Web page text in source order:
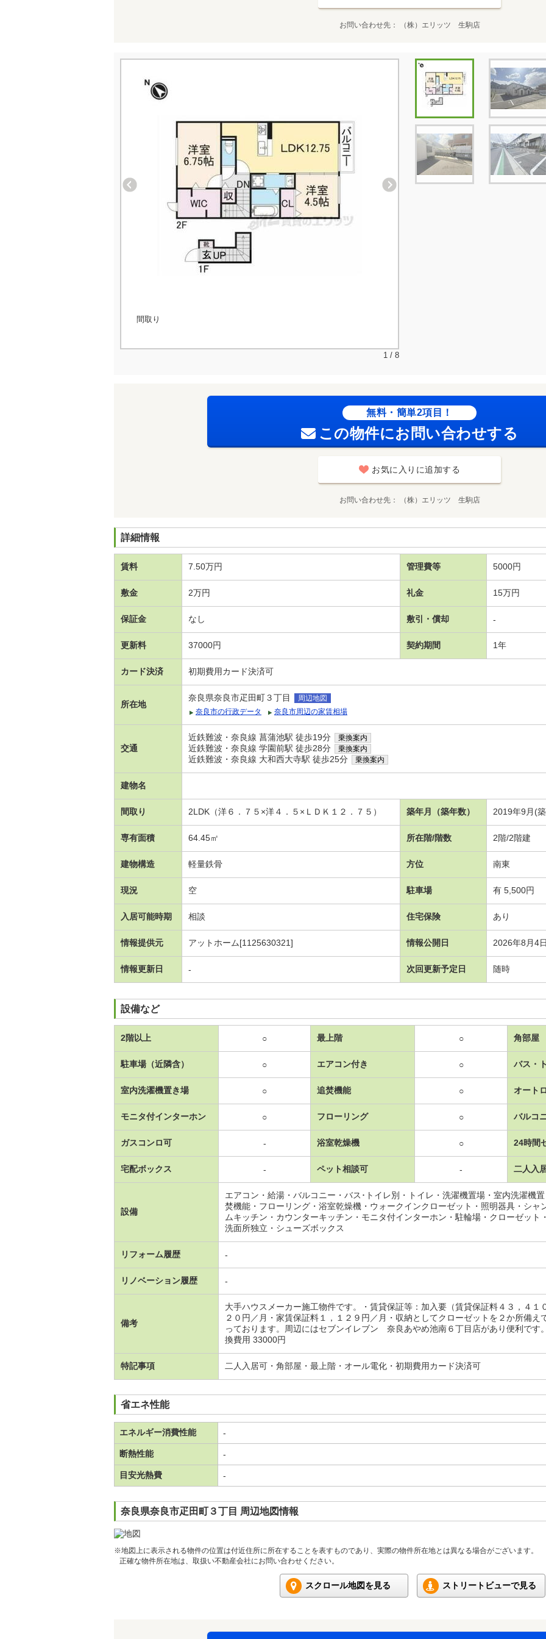
お問い合わせ先 （株）エリッツ 生駒店
間取り
1 / 8
無料・簡単2項目！
この物件にお問い合わせする
お気に入りに追加する
お問い合わせ先 （株）エリッツ 生駒店
詳細情報
賃料 7.50万円 管理費等 5000円
敷金 2万円 礼金 15万円
保証金 なし 敷引・償却 -
更新料 37000円 契約期間 1年
カード決済 初期費用カード決済可
所在地
奈良県奈良市疋田町３丁目
周辺地図
奈良市の行政データ
奈良市周辺の家賃相場
交通
近鉄難波・奈良線 菖蒲池駅 徒歩19分 乗換案内
近鉄難波・奈良線 学園前駅 徒歩28分 乗換案内
近鉄難波・奈良線 大和西大寺駅 徒歩25分 乗換案内
建物名
間取り 2LDK（洋６．７５×洋４．５×ＬＤＫ１２．７５） 築年月（築年数） 2019年9月(
専有面積 64.45㎡ 所在階/階数 2階/2階建
建物構造 軽量鉄骨 方位 南東
現況 空 駐車場 有 5,500円
入居可能時期 相談 住宅保険 あり
情報提供元 アットホーム[1125630321] 情報公開日 2026年8月4
情報更新日 - 次回更新予定日 随時
設備など
2階以上 ○ 最上階 ○ 角部屋
駐車場（近隣含） ○ エアコン付き ○ バス・
室内洗濯機置き場 ○ 追焚機能 ○ オート
モニタ付インターホン ○ フローリング ○ バルコ
ガスコンロ可 - 浴室乾燥機 ○ 24時間
宅配ボックス - ペット相談可 - 二人入
設備
エアコン・給湯・バルコニー・バス･トイレ別・トイレ・洗濯機置場・室内洗濯機
焚機能・フローリング・浴室乾燥機・ウォークインクローゼット・照明器具・シャ
ムキッチン・カウンターキッチン・モニタ付インターホン・駐輪場・クローゼッ
洗面所独立・シューズボックス
リフォーム履歴 -
リノベーション履歴 -
備考
大手ハウスメーカー施工物件です。・賃貸保証等：加入要（賃貸保証料４３，４１
２０円／月・家賃保証料１，１２９円／月・収納としてクローゼットを２か所備
っております。周辺にはセブンイレブン 奈良あやめ池南６丁目店があり便利です
換費用 33000円
特記事項 二人入居可・角部屋・最上階・オール電化・初期費用カード決済可
省エネ性能
エネルギー消費性能 -
断熱性能 -
目安光熱費 -
奈良県奈良市疋田町３丁目 周辺地図情報
※地図上に表示される物件の位置は付近住所に所在することを表すものであり、実際の物件所在地とは異なる場合がございます。
正確な物件所在地は、取扱い不動産会社にお問い合わせください。
スクロール地図を見る ストリートビューで見る